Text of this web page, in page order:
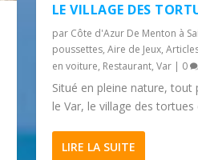
LE VILLAGE DES
par Côte d'Azur De Menton à
poussettes, Aire de Jeux,
en voiture, Restaurant, Var| 0
Situé en pleine nature, tout
le Var, le village des tortues
LIRE LA SUITE